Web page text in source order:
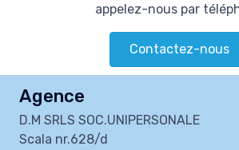
appelez-nous par
Contactez-nous
Agence
D.M SRLS SOC.UNIPERSONALE
Scala nr.628/d